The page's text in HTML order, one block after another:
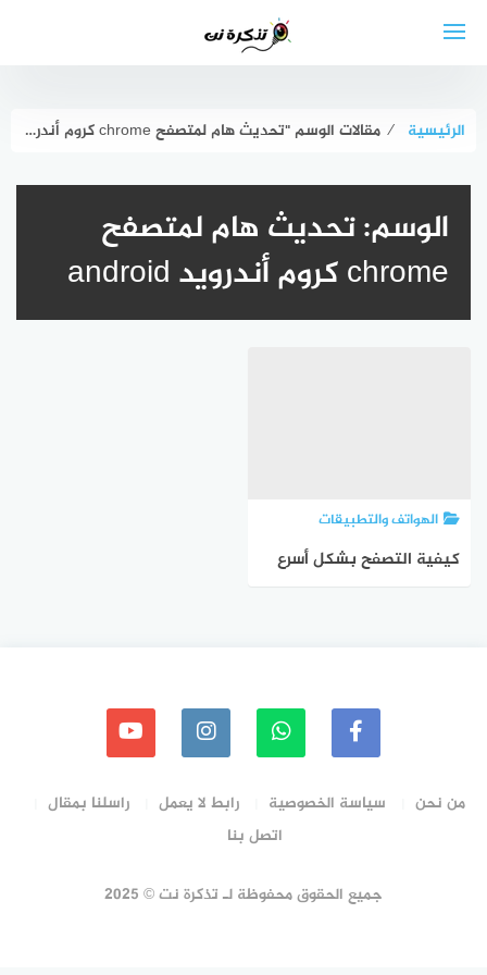
الرئيسية ⁄ مقالات الوسم "تحديث هام لمتصفح chrome كروم أندرويد android"
الوسم:تحديث هام لمتصفح
chrome كروم أندرويد android
الهواتف والتطبيقات
كيفية التصفح بشكل أسرع
توفير البيانات الجديد
من نحن سياسة الخصوصية رابط لا يعمل
راسلنا بمقال
اتصل بنا
جميع الحقوق محفوظة لـ تذكرة نت © 2025